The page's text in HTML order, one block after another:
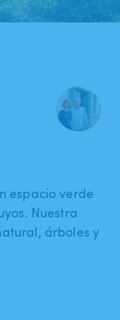
espacio verde
Nuestra
árboles y